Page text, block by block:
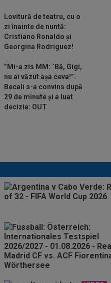
Lovitură de teatru, cu o
zi înainte de nuntă:
Cristiano Ronaldo și
Georgina Rodriguez!
”Mi-a zis MM: `Bă, Gigi,
nu ai văzut așa ceva!”.
Becali s-a convins după
29 de minute și a luat
decizia: OUT